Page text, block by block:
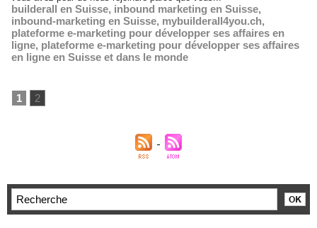
builderall en Suisse, inbound marketing en Suisse,
inbound-marketing en Suisse, mybuilderall4you.ch,
plateforme e-marketing pour développer ses affaires en
ligne, plateforme e-marketing pour développer ses affaires
en ligne en Suisse et dans le monde
1 2